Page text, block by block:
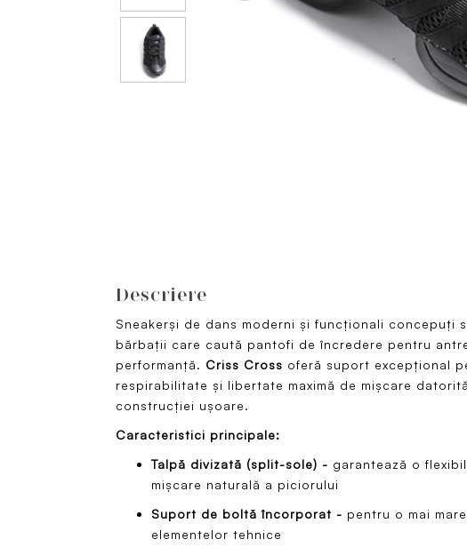
Descriere
Sneakerși de dans moderni și funcționali concepuți
bărbații care caută pantofi de încredere pentru
performanță. Criss Cross oferă suport excepțional
respirabilitate și libertate maximă de mișcare
construcției ușoare.
Caracteristici principale:
Talpă divizată (split-sole) - garantează o
mișcare naturală a piciorului
Suport de boltă încorporat - pentru o mai
elementelor tehnice